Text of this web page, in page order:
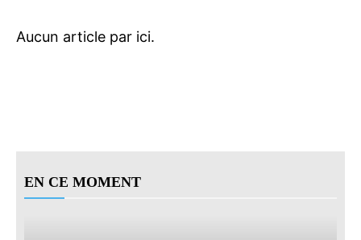
EN CE MOMENT